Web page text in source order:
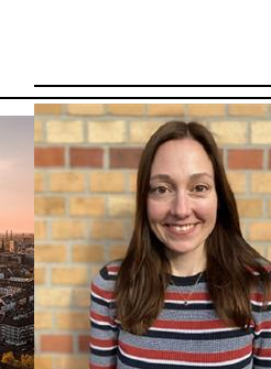
Upon arrival
Find out more about:
Orientation week
enrolment
Registering with
Applying for a
Opening a bank
Broadcasting fee
Tutors of the
Office
Virtual campus